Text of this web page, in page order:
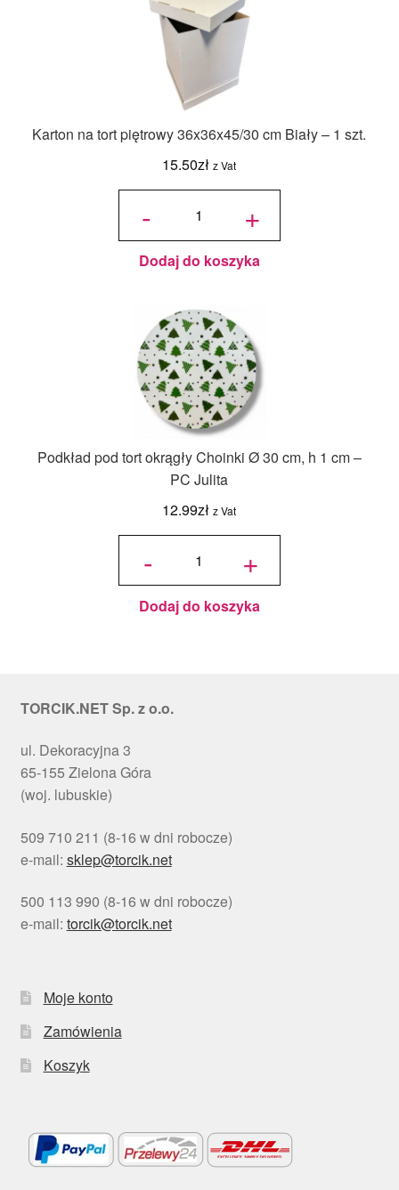
Karton na tort piętrowy 36x36x45/30 cm Biały – 1 szt.
15.50zł z Vat
-
ilość Karton
36x36x45/30
cm Biały - 1
szt. +
Dodaj do koszyka
Podkład pod tort okrągły Choinki Ø 30 cm, h 1 cm –
PC Julita
12.99zł z Vat
-
ilość
okrągły
Choinki
Ø 30
cm, h 1
cm - PC
+
Dodaj do koszyka
TORCIK.NET Sp. z o.o.
ul. Dekoracyjna 3
65-155 Zielona Góra
(woj. lubuskie)
509 710 211 (8-16 w dni robocze)
e-mail: sklep@torcik.net
500 113 990 (8-16 w dni robocze)
e-mail: torcik@torcik.net
Moje konto
Zamówienia
Koszyk